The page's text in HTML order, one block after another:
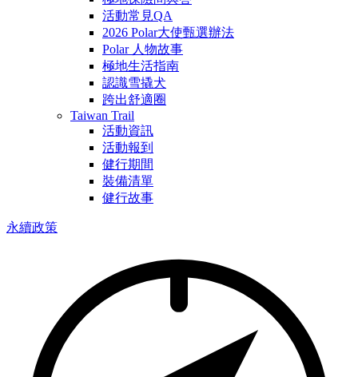
活動常見QA
2026 Polar大使甄選辦法
Polar 人物故事
極地生活指南
認識雪撬犬
跨出舒適圈
Taiwan Trail
活動資訊
活動報到
健行期間
裝備清單
健行故事
永續政策